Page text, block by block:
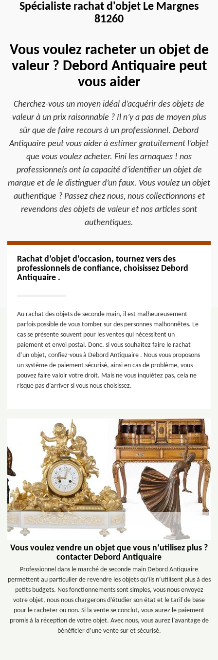
Spécialiste rachat d'objet Le Margnes
81260
Vous voulez racheter un objet de
valeur ? Debord Antiquaire peut
vous aider
Cherchez-vous un moyen idéal d’acquérir des objets de
valeur à un prix raisonnable ? Il n’y a pas de moyen plus
sûr que de faire recours à un professionnel. Debord
Antiquaire peut vous aider à estimer gratuitement l’objet
que vous voulez acheter. Fini les arnaques ! nos
professionnels ont la capacité d’identifier un objet de
marque et de le distinguer d’un faux. Vous voulez un objet
authentique ? Passez chez nous, nous collectionnons et
revendons des objets de valeur et nos articles sont
authentiques.
Rachat d’objet d’occasion, tournez vers des
professionnels de confiance, choisissez Debord
Antiquaire .
Au rachat des objets de seconde main, il est malheureusement
parfois possible de vous tomber sur des personnes malhonnêtes. Le
cas se présente souvent pour les ventes qui nécessitent un
paiement et envoi postal. Donc, si vous souhaitez faire le rachat
d’un objet, confiez-vous à Debord Antiquaire . Nous vous proposons
un système de paiement sécurisé, ainsi en cas de problème, vous
pouvez faire valoir votre droit. Mais ne vous inquiétez pas, cela ne
risque pas d’arriver si vous nous choisissez.
Vous voulez vendre un objet que vous n’utilisez plus ?
contacter Debord Antiquaire
Professionnel dans le marché de seconde main Debord Antiquaire
permettent au particulier de revendre les objets qu’ils n’utilisent plus à des
petits budgets. Nos fonctionnements sont simples, vous nous envoyez
votre objet, nous nous chargerons d’étudier son état et le tarif de base
pour le racheter ou non. Si la vente se conclut, vous aurez le paiement
promis à la réception de votre objet. Avec nous, vous aurez l’avantage de
bénéficier d’une vente sur et sécurisé.